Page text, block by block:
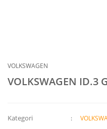
VOLKSWAGEN
VOLKSWAGEN ID.3
Kategori